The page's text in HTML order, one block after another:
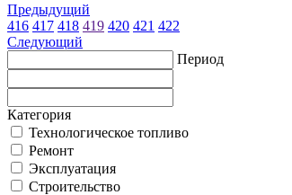
Предыдущий
416 417 418 419 420 421 422
Следующий
Период
Категория
Технологическое топливо
Ремонт
Эксплуатация
Строительство